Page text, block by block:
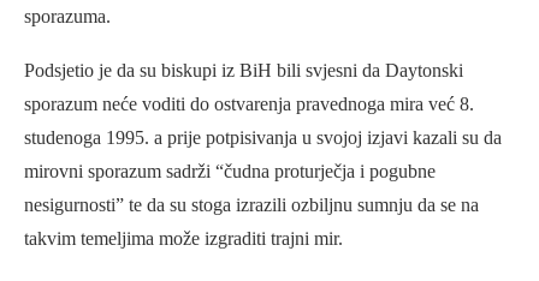
sporazuma.
Podsjetio je da su biskupi iz BiH bili svjesni da Daytonski
sporazum neće voditi do ostvarenja pravednoga mira već 8.
studenoga 1995. a prije potpisivanja u svojoj izjavi kazali su da
mirovni sporazum sadrži “čudna proturječja i pogubne
nesigurnosti” te da su stoga izrazili ozbiljnu sumnju da se na
takvim temeljima može izgraditi trajni mir.